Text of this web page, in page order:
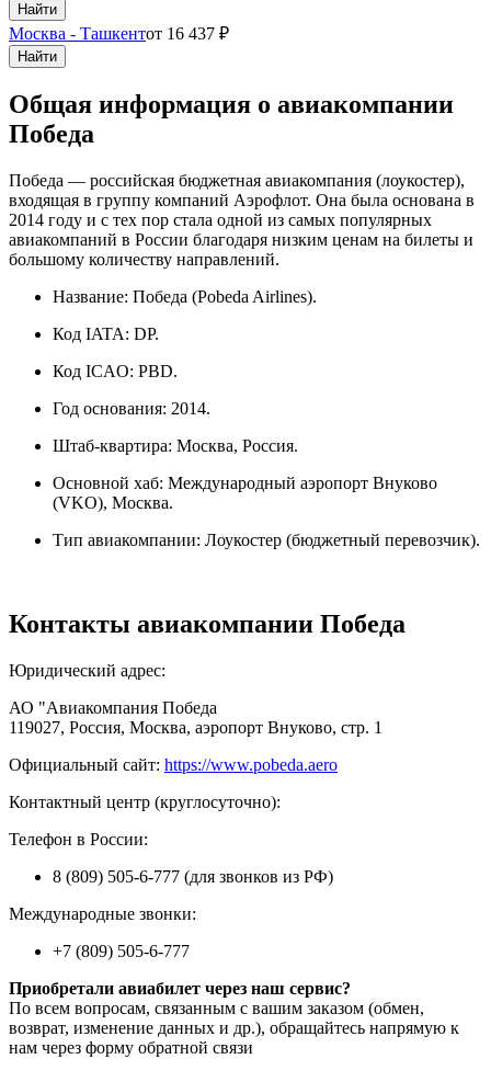
Найти
Москва - Ташкентот 16 437 ₽
Найти
Общая информация о авиакомпании
Победа
Победа — российская бюджетная авиакомпания (лоукостер),
входящая в группу компаний Аэрофлот. Она была основана в
2014 году и с тех пор стала одной из самых популярных
авиакомпаний в России благодаря низким ценам на билеты и
большому количеству направлений.
Название: Победа (Pobeda Airlines).
Код IATA: DP.
Код ICAO: PBD.
Год основания: 2014.
Штаб-квартира: Москва, Россия.
Основной хаб: Международный аэропорт Внуково
(VKO), Москва.
Тип авиакомпании: Лоукостер (бюджетный перевозчик).
Контакты авиакомпании Победа
Юридический адрес:
АО "Авиакомпания Победа
119027, Россия, Москва, аэропорт Внуково, стр. 1
Официальный сайт: https://www.pobeda.aero
Контактный центр (круглосуточно):
Телефон в России:
8 (809) 505-6-777 (для звонков из РФ)
Международные звонки:
+7 (809) 505-6-777
Приобретали авиабилет через наш сервис?
По всем вопросам, связанным с вашим заказом (обмен,
возврат, изменение данных и др.), обращайтесь напрямую к
нам через форму обратной связи